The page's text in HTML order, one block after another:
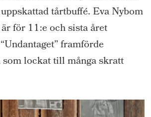
tårtbuffé. Eva Nybom
för 11:e och sista året
framförde
lockat till många skratt